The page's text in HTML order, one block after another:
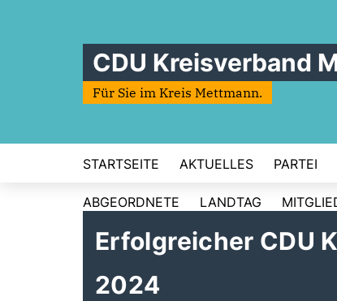
CDU Kreisverband
Für Sie im Kreis Mettmann.
STARTSEITE AKTUELLES PARTEI
ABGEORDNETE LANDTAG
Erfolgreicher CDU
2024